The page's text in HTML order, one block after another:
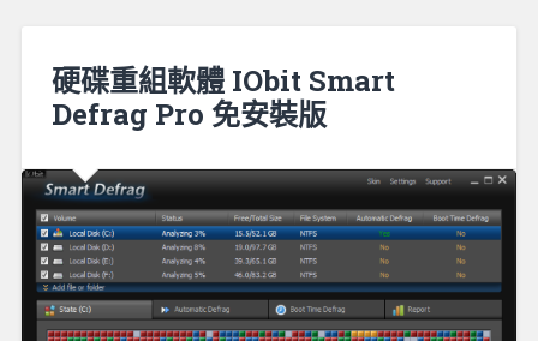
硬碟重組軟體 IObit Smart
Defrag Pro 免安裝版